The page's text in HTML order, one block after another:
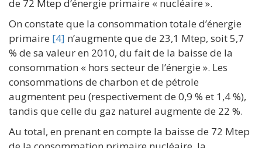
de 72 Mtep d’énergie primaire « nucléaire ».
On constate que la consommation totale d’énergie
primaire [4] n’augmente que de 23,1 Mtep, soit 5,7
% de sa valeur en 2010, du fait de la baisse de la
consommation « hors secteur de l’énergie ». Les
consommations de charbon et de pétrole
augmentent peu (respectivement de 0,9 % et 1,4 %),
tandis que celle du gaz naturel augmente de 22 %.
Au total, en prenant en compte la baisse de 72 Mtep